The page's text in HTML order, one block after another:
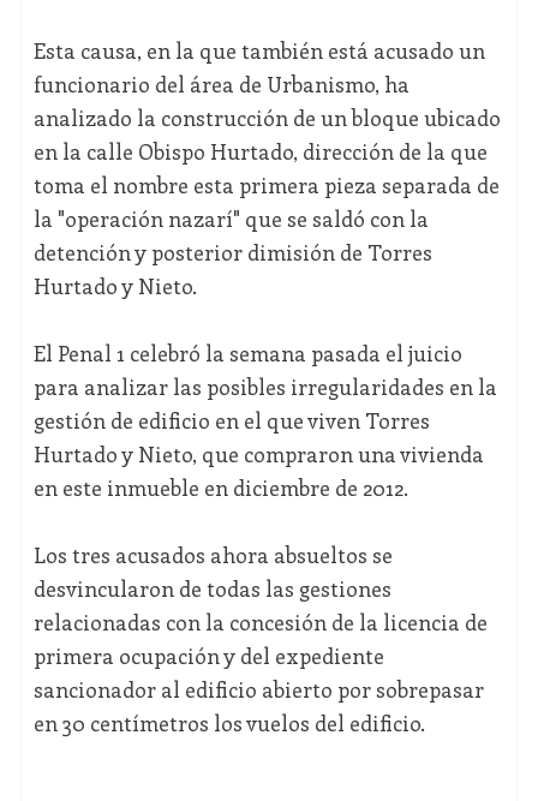
Esta causa, en la que también está acusado un
funcionario del área de Urbanismo, ha
analizado la construcción de un bloque ubicado
en la calle Obispo Hurtado, dirección de la que
toma el nombre esta primera pieza separada de
la "operación nazarí" que se saldó con la
detención y posterior dimisión de Torres
Hurtado y Nieto.
El Penal 1 celebró la semana pasada el juicio
para analizar las posibles irregularidades en la
gestión de edificio en el que viven Torres
Hurtado y Nieto, que compraron una vivienda
en este inmueble en diciembre de 2012.
Los tres acusados ahora absueltos se
desvincularon de todas las gestiones
relacionadas con la concesión de la licencia de
primera ocupación y del expediente
sancionador al edificio abierto por sobrepasar
en 30 centímetros los vuelos del edificio.